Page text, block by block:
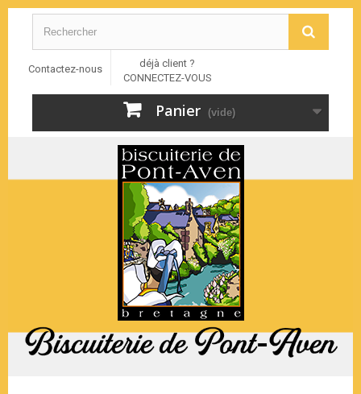
Contactez-nous
déjà client ?
CONNECTEZ-VOUS
Panier (vide)